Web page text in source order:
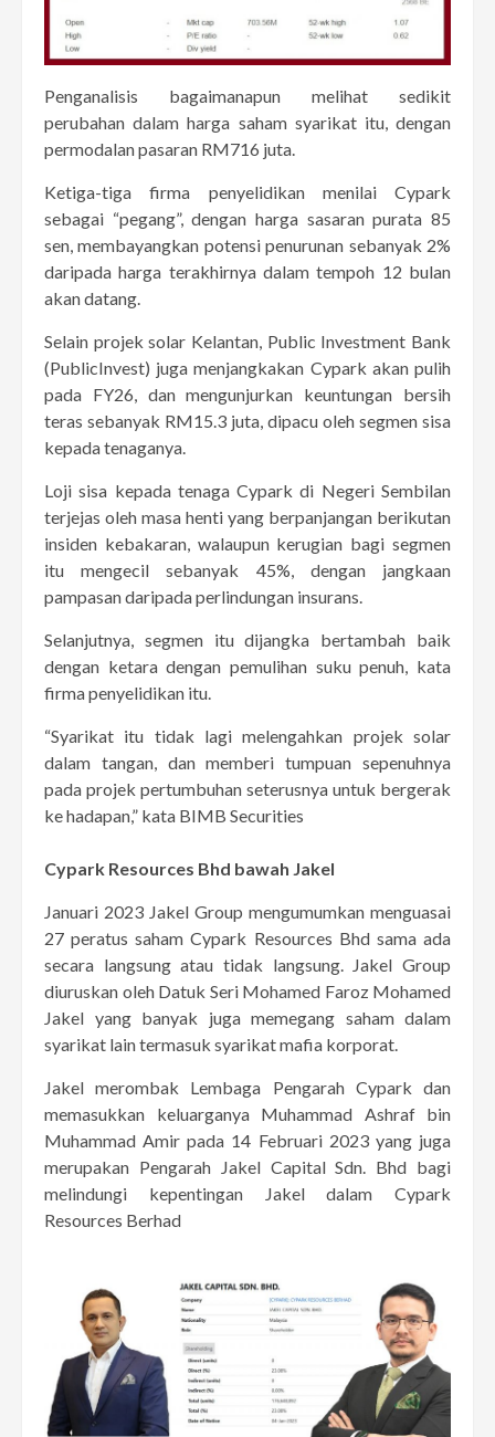
Penganalisis bagaimanapun melihat sedikit
perubahan dalam harga saham syarikat itu, dengan
permodalan pasaran RM716 juta.
Ketiga-tiga firma penyelidikan menilai Cypark
sebagai “pegang”, dengan harga sasaran purata 85
sen, membayangkan potensi penurunan sebanyak 2%
daripada harga terakhirnya dalam tempoh 12 bulan
akan datang.
Selain projek solar Kelantan, Public Investment Bank
(PublicInvest) juga menjangkakan Cypark akan pulih
pada FY26, dan mengunjurkan keuntungan bersih
teras sebanyak RM15.3 juta, dipacu oleh segmen sisa
kepada tenaganya.
Loji sisa kepada tenaga Cypark di Negeri Sembilan
terjejas oleh masa henti yang berpanjangan berikutan
insiden kebakaran, walaupun kerugian bagi segmen
itu mengecil sebanyak 45%, dengan jangkaan
pampasan daripada perlindungan insurans.
Selanjutnya, segmen itu dijangka bertambah baik
dengan ketara dengan pemulihan suku penuh, kata
firma penyelidikan itu.
“Syarikat itu tidak lagi melengahkan projek solar
dalam tangan, dan memberi tumpuan sepenuhnya
pada projek pertumbuhan seterusnya untuk bergerak
ke hadapan,” kata BIMB Securities
Cypark Resources Bhd bawah Jakel
Januari 2023 Jakel Group mengumumkan menguasai
27 peratus saham Cypark Resources Bhd sama ada
secara langsung atau tidak langsung. Jakel Group
diuruskan oleh Datuk Seri Mohamed Faroz Mohamed
Jakel yang banyak juga memegang saham dalam
syarikat lain termasuk syarikat mafia korporat.
Jakel merombak Lembaga Pengarah Cypark dan
memasukkan keluarganya Muhammad Ashraf bin
Muhammad Amir pada 14 Februari 2023 yang juga
merupakan Pengarah Jakel Capital Sdn. Bhd bagi
melindungi kepentingan Jakel dalam Cypark
Resources Berhad